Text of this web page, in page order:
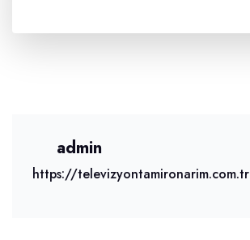
admin
https://televizyontamironarim.com.tr